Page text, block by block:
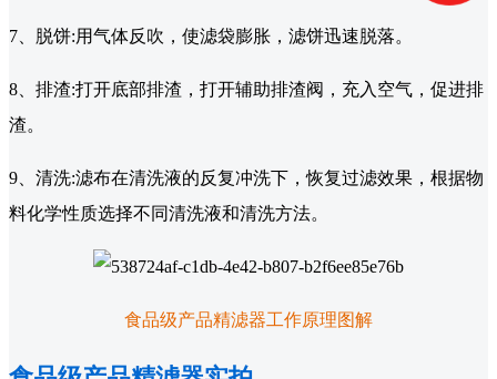
7、脱饼:用气体反吹，使滤袋膨胀，滤饼迅速脱落。
8、排渣:打开底部排渣，打开辅助排渣阀，充入空气，促进排
渣。
9、清洗:滤布在清洗液的反复冲洗下，恢复过滤效果，根据物
料化学性质选择不同清洗液和清洗方法。
食品级产品精滤器工作原理图解